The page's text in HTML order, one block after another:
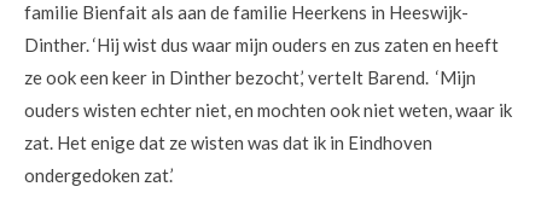
familie Bienfait als aan de familie Heerkens in Heeswijk-
Dinther. ‘Hij wist dus waar mijn ouders en zus zaten en heeft
ze ook een keer in Dinther bezocht,’ vertelt Barend. ‘Mijn
ouders wisten echter niet, en mochten ook niet weten, waar ik
zat. Het enige dat ze wisten was dat ik in Eindhoven
ondergedoken zat.’